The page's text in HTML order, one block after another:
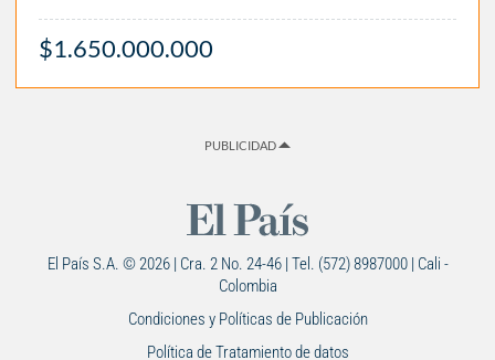
$1.650.000.000
PUBLICIDAD
El País S.A. © 2026 | Cra. 2 No. 24-46 | Tel. (572) 8987000 | Cali -
Colombia
Condiciones y Políticas de Publicación
Política de Tratamiento de datos